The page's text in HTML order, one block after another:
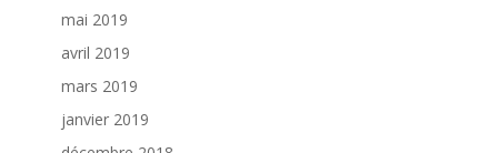
mai 2019
avril 2019
mars 2019
janvier 2019